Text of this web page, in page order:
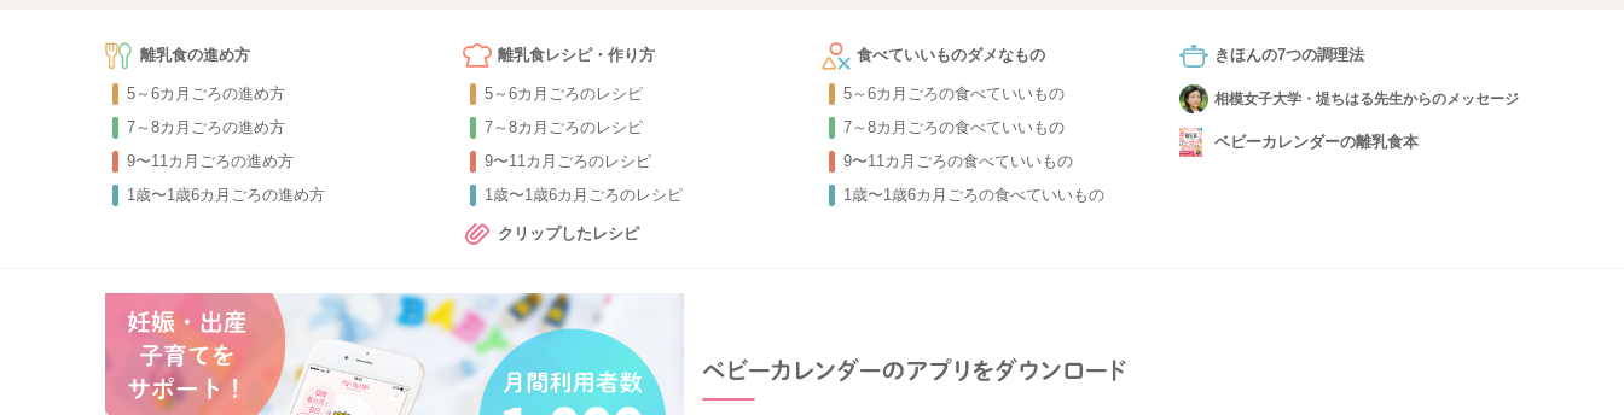
離乳食の進め方
5～6カ月ごろの進め方
7～8カ月ごろの進め方
9〜11カ月ごろの進め方
1歳〜1歳6カ月ごろの進め方
離乳食レシピ・作り方
5～6カ月ごろのレシピ
7～8カ月ごろのレシピ
9〜11カ月ごろのレシピ
1歳〜1歳6カ月ごろのレシピ
クリップしたレシピ
食べていいものダメなもの
5～6カ月ごろの食べていいもの
7～8カ月ごろの食べていいもの
9〜11カ月ごろの食べていいもの
1歳〜1歳6カ月ごろの食べていいもの
きほんの7つの調理法
相模女子大学・堤ちはる先生からのメッセージ
ベビーカレンダーの離乳食本